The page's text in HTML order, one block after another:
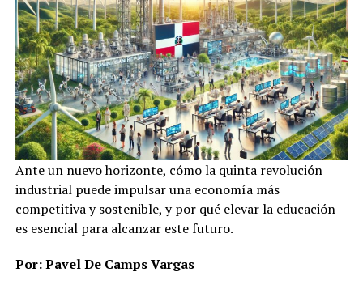
Ante un nuevo horizonte, cómo la quinta revolución
industrial puede impulsar una economía más
competitiva y sostenible, y por qué elevar la educación
es esencial para alcanzar este futuro.
Por: Pavel De Camps Vargas